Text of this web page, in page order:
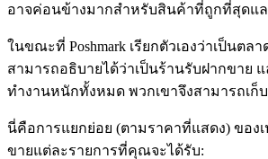
อาจค่อนข้างมากสำหรับสินค้าที่ถูกที่สุดแ
ในขณะที่ Poshmark เรียกตัวเองว่าเป็นตลา
สามารถอธิบายได้ว่าเป็นร้านรับฝากขาย แ
ทำงานหนักทั้งหมด พวกเขาจึงสามารถเก็
นี่คือการแยกย่อย (ตามราคาที่แสดง) ของ
ขายแต่ละรายการที่คุณจะได้รับ: